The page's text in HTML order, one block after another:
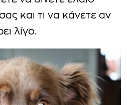
και τι να κάνετε αν
λίγο.